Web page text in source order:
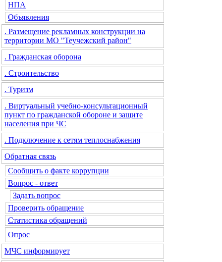
НПА
Объявления
. Размещение рекламных конструкции на
территории МО "Теучежский район"
. Гражданская оборона
. Строительство
. Туризм
. Виртуальный учебно-консультационный
пункт по гражданской обороне и защите
населения при ЧС
. Подключение к сетям теплоснабжения
Обратная связь
Сообщить о факте коррупции
Вопрос - ответ
Задать вопрос
Проверить обращение
Статистика обращений
Опрос
МЧС информирует